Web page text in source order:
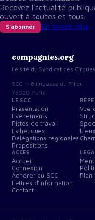
Recevez l'actualité
ouvert à toutes et tous.
S'abonner En savoir plus
compagnies.org
Le site du Syndicat des
SCC — 8 Impasse du Pilier
75020 Paris
LE SCC
Présentation
Événements
Pistes de travail
Esthétiques
Délégations régionales
Propositions
Vue
ACCÈS
Accueil
Connexion
Adhérer au SCC
Lettres d'information
Contact
Plan